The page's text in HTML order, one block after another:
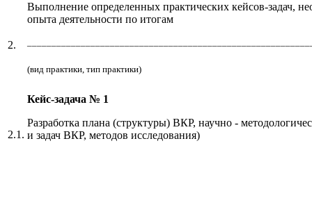
2.
Выполнение определенных практических кейсов-задач,
опыта деятельности по итогам
(вид практики, тип практики)
2.1.
Кейс-задача № 1
Разработка плана (структуры) ВКР, научно -
и задач ВКР, методов исследования)